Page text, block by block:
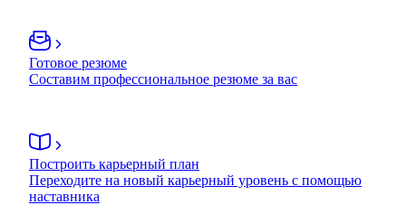
Готовое резюме
Составим профессиональное резюме за вас
Построить карьерный план
Переходите на новый карьерный уровень с помощью
наставника